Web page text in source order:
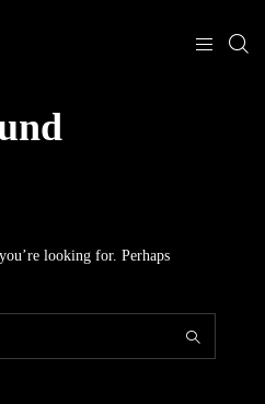
looking for. Perhaps